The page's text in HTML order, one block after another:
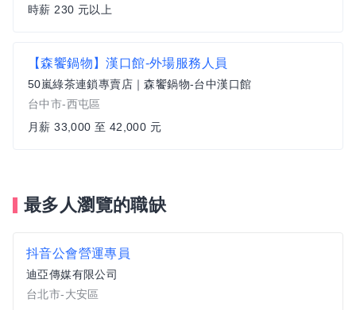
時薪 230 元以上
【森饗鍋物】漢口館-外場服務人員
50嵐綠茶連鎖專賣店｜森饗鍋物-台中漢口館
台中市-西屯區
月薪 33,000 至 42,000 元
最多人瀏覽的職缺
抖音公會營運專員
迪亞傳媒有限公司
台北市-大安區